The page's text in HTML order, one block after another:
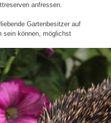
anfressen.
Gartenbesitzer auf
sein können, möglichst